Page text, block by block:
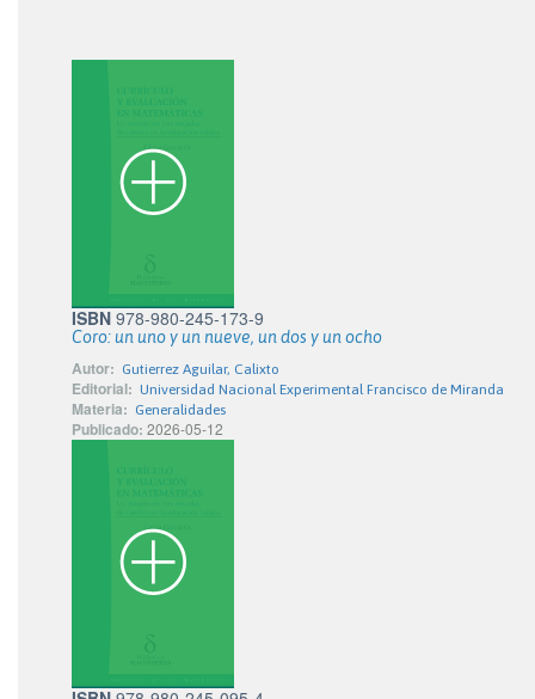
ISBN 978-980-245-173-9
Coro: un uno y un nueve, un dos y un ocho
Autor: Gutierrez Aguilar, Calixto
Editorial: Universidad Nacional Experimental Francisco de Miranda
Materia: Generalidades
Publicado: 2026-05-12